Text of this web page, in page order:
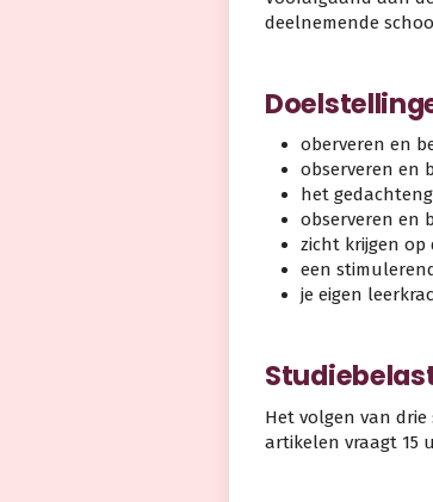
deelnemende
oberveren en
observeren en
het
observeren en
zicht krijgen op
een
je eigen
Het volgen van
artikelen vraagt 15